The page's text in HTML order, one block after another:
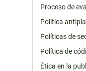
Proceso de
Política
Políticas de
Política de
Ética en la